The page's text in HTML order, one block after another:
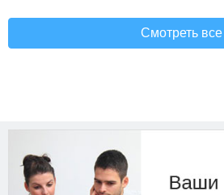
Смотреть все